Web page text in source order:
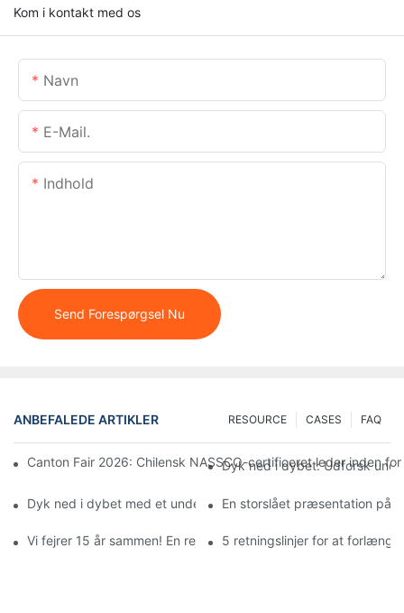
Kom i kontakt med os
Navn
E-Mail.
Indhold
Send Forespørgsel Nu
ANBEFALEDE ARTIKLER FAQ
CASES
RESOURCE
Canton Fair 2026: Chilensk NASSCO-certificeret leder inden
Dyk ned i dybet: Udforsk
Dyk ned i dybet med et undervandsvideokamera udstyret
En storslået præsentation på
Vi fejrer 15 år sammen! En rejse til Guangxi med vores
5 retningslinjer for at